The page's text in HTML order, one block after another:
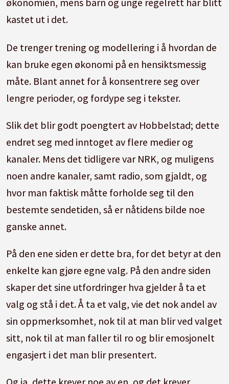
kastet ut i det.
De trenger trening og modellering i å hvordan de
kan bruke egen økonomi på en hensiktsmessig
måte. Blant annet for å konsentrere seg over
lengre perioder, og fordype seg i tekster.
Slik det blir godt poengtert av Hobbelstad; dette
endret seg med inntoget av flere medier og
kanaler. Mens det tidligere var NRK, og muligens
noen andre kanaler, samt radio, som gjaldt, og
hvor man faktisk måtte forholde seg til den
bestemte sendetiden, så er nåtidens bilde noe
ganske annet.
På den ene siden er dette bra, for det betyr at den
enkelte kan gjøre egne valg. På den andre siden
skaper det sine utfordringer hva gjelder å ta et
valg og stå i det. Å ta et valg, vie det nok andel av
sin oppmerksomhet, nok til at man blir ved valget
sitt, nok til at man faller til ro og blir emosjonelt
engasjert i det man blir presentert.